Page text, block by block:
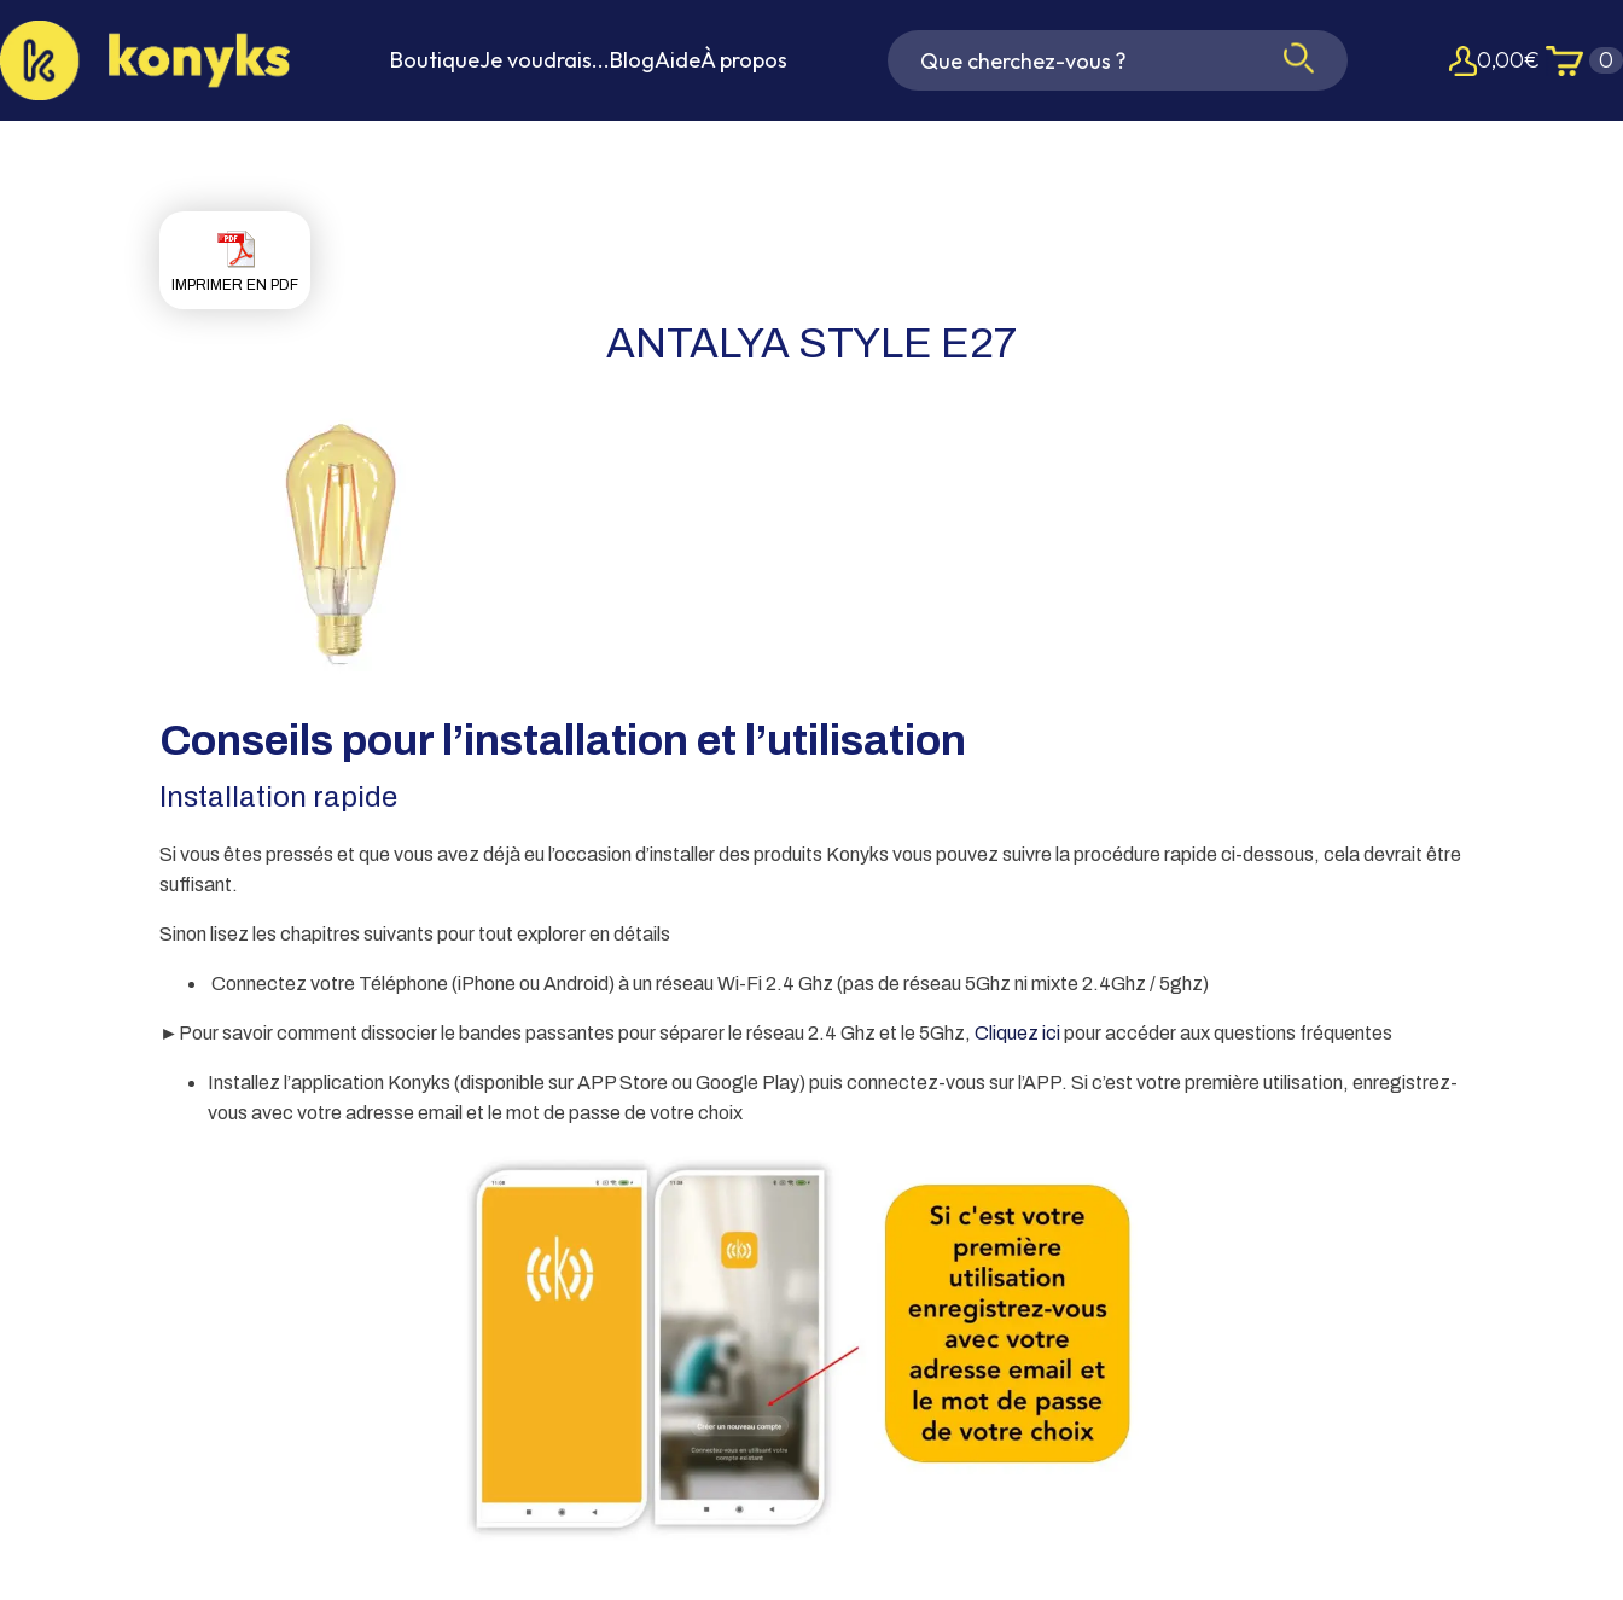
BoutiqueJe voudrais...BlogAideÀ propos 0,00€ 0
IMPRIMER EN PDF
ANTALYA STYLE E27
Conseils pour l’installation et l’utilisation
Installation rapide
Si vous êtes pressés et que vous avez déjà eu l’occasion d’installer des produits Konyks vous pouvez suivre la procédure rapide ci-dessous, cela devrait être
suffisant.
Sinon lisez les chapitres suivants pour tout explorer en détails
Connectez votre Téléphone (iPhone ou Android) à un réseau Wi-Fi 2.4 Ghz (pas de réseau 5Ghz ni mixte 2.4Ghz / 5ghz)
►Pour savoir comment dissocier le bandes passantes pour séparer le réseau 2.4 Ghz et le 5Ghz, Cliquez icipour accéder aux questions fréquentes
Installez l’application Konyks (disponible sur APP Store ou Google Play) puis connectez-vous sur l’APP. Si c’est votre première utilisation, enregistrez-
vous avec votre adresse email et le mot de passe de votre choix